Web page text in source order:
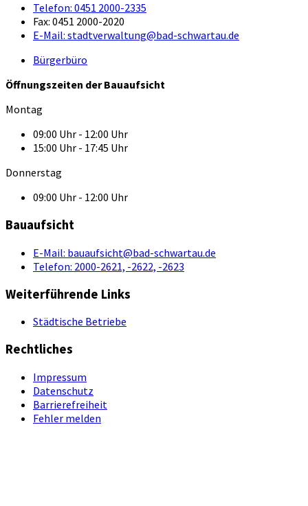
Telefon: 0451 2000-2335
Fax: 0451 2000-2020
E-Mail: stadtverwaltung@bad-schwartau.de
Bürgerbüro
Öffnungszeiten der Bauaufsicht
Montag
09:00 Uhr - 12:00 Uhr
15:00 Uhr - 17:45 Uhr
Donnerstag
09:00 Uhr - 12:00 Uhr
Bauaufsicht
E-Mail: bauaufsicht@bad-schwartau.de
Telefon: 2000-2621, -2622, -2623
Weiterführende Links
Städtische Betriebe
Rechtliches
Impressum
Datenschutz
Barrierefreiheit
Fehler melden